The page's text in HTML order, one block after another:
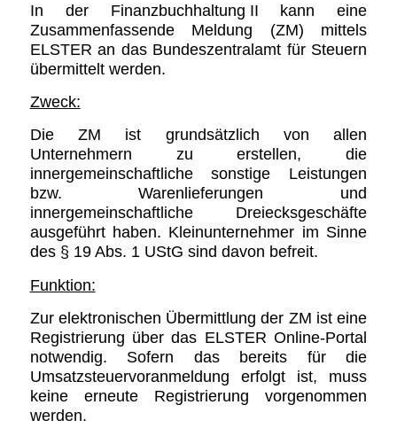
In der Finanzbuchhaltung II kann eine
Zusammenfassende Meldung (ZM) mittels
ELSTER an das Bundeszentralamt für Steuern
übermittelt werden.
Zweck:
Die ZM ist grundsätzlich von allen
Unternehmern zu erstellen, die
innergemeinschaftliche sonstige Leistungen
bzw. Warenlieferungen und
innergemeinschaftliche Dreiecksgeschäfte
ausgeführt haben. Kleinunternehmer im Sinne
des § 19 Abs. 1 UStG sind davon befreit.
Funktion:
Zur elektronischen Übermittlung der ZM ist eine
Registrierung über das ELSTER Online-Portal
notwendig. Sofern das bereits für die
Umsatzsteuervoranmeldung erfolgt ist, muss
keine erneute Registrierung vorgenommen
werden.